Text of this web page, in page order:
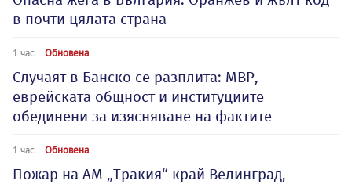
в почти цялата страна
1 час Обновена
Случаят в Банско се разплита: МВР,
еврейската общност и институциите
обединени за изясняване на фактите
1 час Обновена
Пожар на АМ „Тракия“ край Велинград,